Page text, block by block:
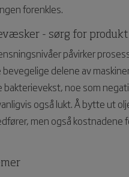
forenkles.
- sørg for
påvirker
delene av
noe som
også lukt. Å bytte ut
men også